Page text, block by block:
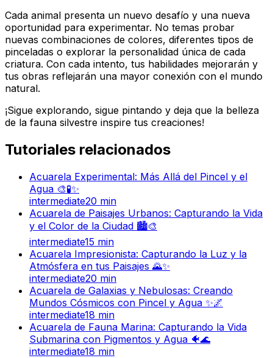
Cada animal presenta un nuevo desafío y una nueva
oportunidad para experimentar. No temas probar
nuevas combinaciones de colores, diferentes tipos de
pinceladas o explorar la personalidad única de cada
criatura. Con cada intento, tus habilidades mejorarán y
tus obras reflejarán una mayor conexión con el mundo
natural.
¡Sigue explorando, sigue pintando y deja que la belleza
de la fauna silvestre inspire tus creaciones!
Tutoriales relacionados
Acuarela Experimental: Más Allá del Pincel y el
Agua 🎨🧪✨
intermediate20 min
Acuarela de Paisajes Urbanos: Capturando la Vida
y el Color de la Ciudad 🏙️🎨
intermediate15 min
Acuarela Impresionista: Capturando la Luz y la
Atmósfera en tus Paisajes 🌄✨
intermediate20 min
Acuarela de Galaxias y Nebulosas: Creando
Mundos Cósmicos con Pincel y Agua ✨🌌
intermediate18 min
Acuarela de Fauna Marina: Capturando la Vida
Submarina con Pigmentos y Agua 🐠🌊
intermediate18 min